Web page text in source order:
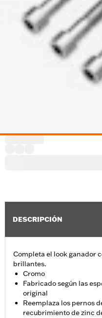
DESCRIPCIÓN
Completa el look ganador
brillantes.
Cromo
Fabricado según las
original
Reemplaza los pernos
recubrimiento de zinc